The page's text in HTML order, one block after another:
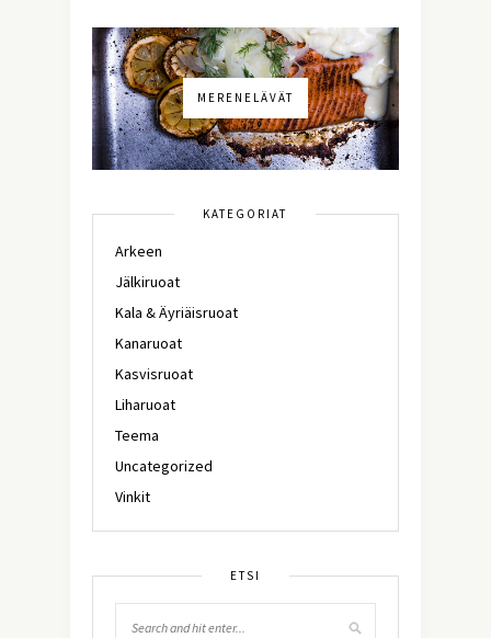
MERENELÄVÄT
KATEGORIAT
Arkeen
Jälkiruoat
Kala & Äyriäisruoat
Kanaruoat
Kasvisruoat
Liharuoat
Teema
Uncategorized
Vinkit
ETSI